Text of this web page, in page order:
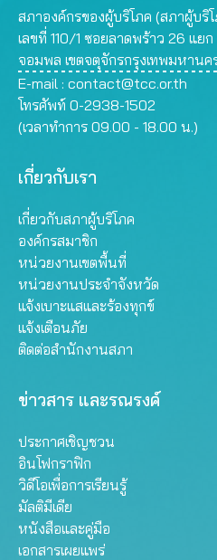
สภาองค์กรของผู้บริโภค (สภาผู้บริ
เลขที่ 110/1 ซอยลาดพร้าว 26 แย
จอมพล เขตจตุจักรกรุงเทพมหานค
E-mail : contact@tcc.or.th
โทรศัพท์ 0-2938-1502
(เวลาทำการ 09.00 - 18.00 น.)
เกี่ยวกับเรา
เกี่ยวกับสภาผู้บริโภค
องค์กรสมาชิก
หน่วยงานเขตพื้นที่
หน่วยงานประจำจังหวัด
แจ้งเบาะแสและร้องทุกข์
แจ้งเตือนภัย
ติดต่อสำนักงานสภา
ข่าวสาร และรณรงค์
ประกาศเชิญชวน
อินโฟกราฟิก
วิดีโอเพื่อการเรียนรู้
มัลติมีเดีย
หนังสือและคู่มือ
เอกสารเผยแพร่